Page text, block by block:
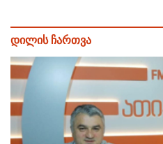
დილის ჩართვა